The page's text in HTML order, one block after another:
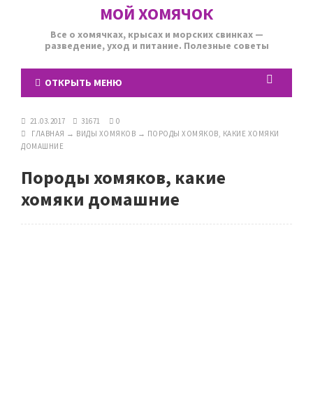
МОЙ ХОМЯЧОК
Все о хомячках, крысах и морских свинках —
разведение, уход и питание. Полезные советы
ОТКРЫТЬ МЕНЮ
21.03.2017 31671
0
ГЛАВНАЯ → ВИДЫ ХОМЯКОВ → ПОРОДЫ ХОМЯКОВ, КАКИЕ ХОМЯКИ
ДОМАШНИЕ
Породы хомяков, какие
хомяки домашние